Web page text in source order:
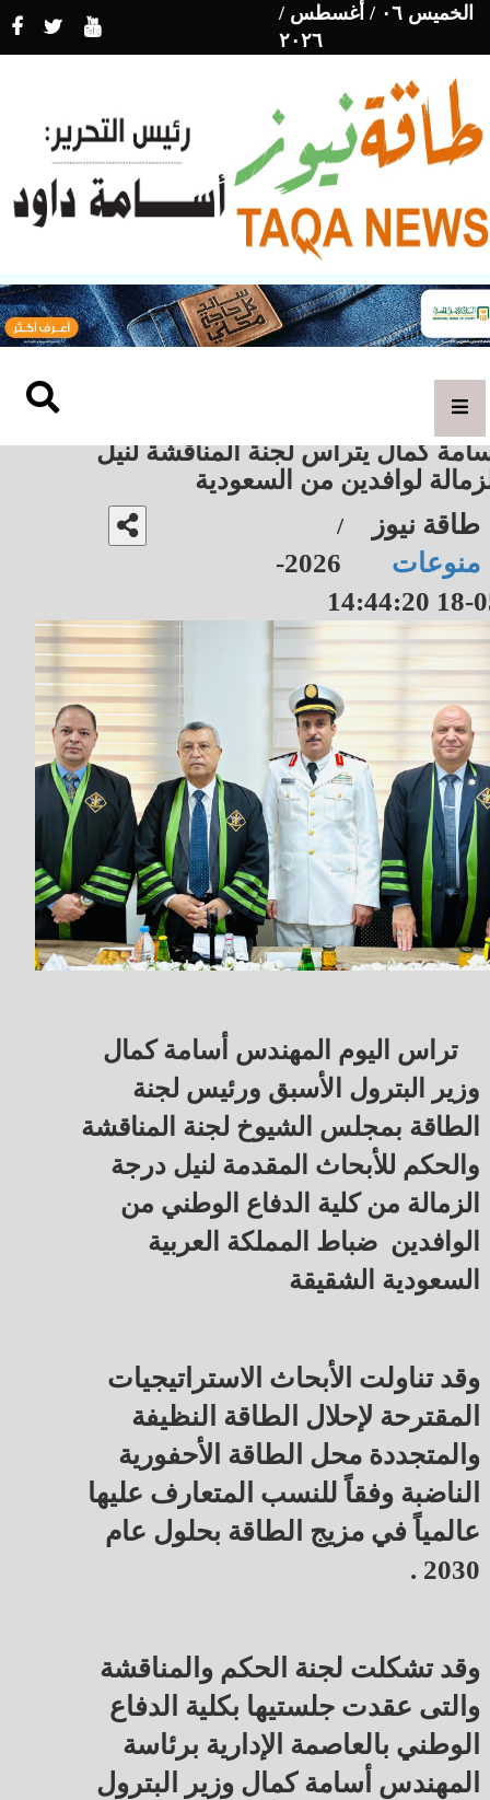
الخميس ٠٦ / أغسطس /
٢٠٢٦
كمال يترأس لجنة المناقشة لنيل
لوافدين من السعودية
طاقة نيوز /
منوعات
2026-
05-18
تراس اليوم المهندس أسامة كمال
وزير البترول الأسبق ورئيس لجنة
الطاقة بمجلس الشيوخ لجنة المناقشة
والحكم للأبحاث المقدمة لنيل درجة
الزمالة من كلية الدفاع الوطني من
الوافدين ضباط المملكة العربية
السعودية الشقيقة
وقد تناولت الأبحاث الاستراتيجيات
المقترحة لإحلال الطاقة النظيفة
والمتجددة محل الطاقة الأحفورية
الناضبة وفقاً للنسب المتعارف عليها
عالمياً في مزيج الطاقة بحلول عام
2030 .
وقد تشكلت لجنة الحكم والمناقشة
والتى عقدت جلستيها بكلية الدفاع
الوطني بالعاصمة الإدارية برئاسة
المهندس أسامة كمال وزير البترول